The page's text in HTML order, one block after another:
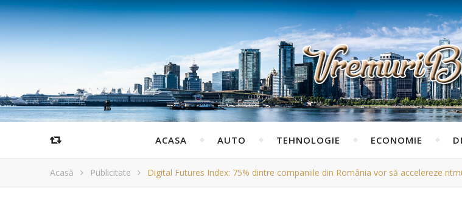
ACASA AUTO TEHNOLOGIE ECONOMIE
Acasă Publicitate Digital Futures Index: 75% dintre companiile din România vor să accelereze